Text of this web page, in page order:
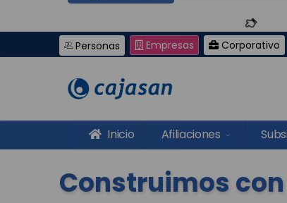
Personas Empresas Corporativo
Inicio Afiliaciones
Construimos con